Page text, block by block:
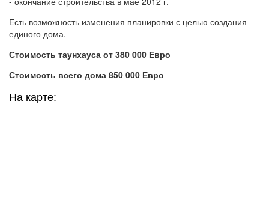
Есть возможность изменения планировки с целью создания
единого дома.
Стоимость таунхауса от 380 000 Евро
Стоимость всего дома 850 000 Евро
На карте: